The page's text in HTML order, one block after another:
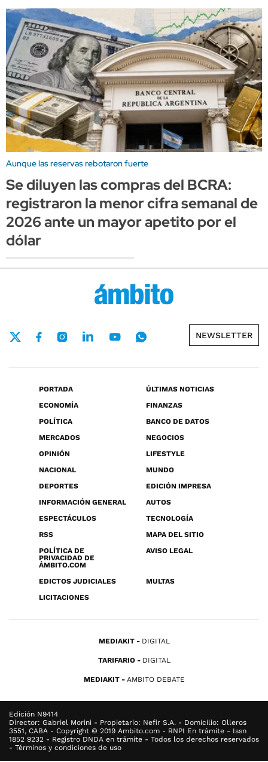
Aunque las reservas rebotaron fuerte
Se diluyen las compras del BCRA:
registraron la menor cifra semanal de
2026 ante un mayor apetito por el
dólar
NEWSLETTER
PORTADA
ÚLTIMAS NOTICIAS
ECONOMÍA
FINANZAS
POLÍTICA
BANCO DE DATOS
MERCADOS
NEGOCIOS
OPINIÓN
LIFESTYLE
NACIONAL
MUNDO
DEPORTES
EDICIÓN IMPRESA
INFORMACIÓN GENERAL
AUTOS
ESPECTÁCULOS
TECNOLOGÍA
RSS
MAPA DEL SITIO
POLÍTICA DE
PRIVACIDAD DE
ÁMBITO.COM
AVISO LEGAL
EDICTOS JUDICIALES
MULTAS
LICITACIONES
MEDIAKIT DIGITAL
TARIFARIO DIGITAL
MEDIAKIT AMBITO DEBATE
Edición N9414
Director: Gabriel Morini - Propietario: Nefir S.A. - Domicilio: Olleros
3551, CABA - Copyright © 2019 Ambito.com - RNPI En trámite - Issn
1852 9232 - Registro DNDA en trámite - Todos los derechos reservados
- Términos y condiciones de uso